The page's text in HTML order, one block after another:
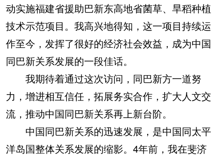
动实施福建省援助巴新东高地省菌草、旱稻种植
技术示范项目。我高兴地得知，这一项目持续运
作至今，发挥了很好的经济社会效益，成为中国
同巴新关系发展的一段佳话。
我期待着通过这次访问，同巴新方一道努
力，增进相互信任，拓展务实合作，扩大人文交
流，推动中国同巴新关系再上新台阶。
中国同巴新关系的迅速发展，是中国同太平
洋岛国整体关系发展的缩影。4年前，我在斐济